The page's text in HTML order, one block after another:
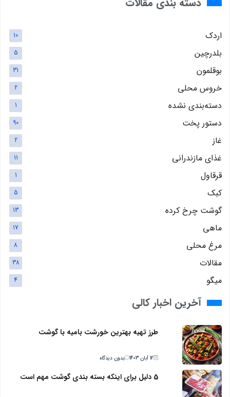
اردک 10
بلدرچین 5
بوقلمون 31
خروس محلی 2
دسته‌بندی نشده 1
دستور پخت 90
غاز 2
غذای مازندرانی 11
قرقاول 1
کبک 5
گوشت چرخ کرده 13
ماهی 17
مرغ محلی 8
مقالات 38
میگو 4
آخرین اخبار کالی
طرز تهیه بهترین خورشت بامیه با گوشت
12 آبان 1403 بدون دیدگاه
5 دلیل برای اینکه بسته بندی گوشت مهم است